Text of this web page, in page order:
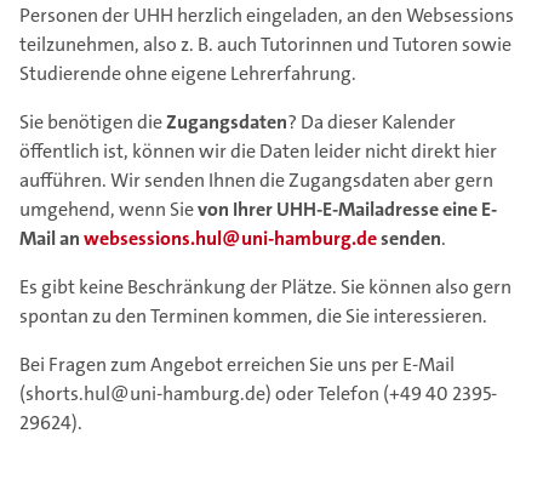
Personen der UHH herzlich eingeladen, an den Websessions
teilzunehmen, also z. B. auch Tutorinnen und Tutoren sowie
Studierende ohne eigene Lehrerfahrung.
Sie benötigen dieZugangsdaten? Da dieser Kalender
öffentlich ist, können wir die Daten leider nicht direkt hier
aufführen. Wir senden Ihnen die Zugangsdaten aber gern
umgehend, wenn Sievon Ihrer UHH-E-Mailadresse eine E-
Mail anwebsessions.hul@uni-hamburg.desenden.
Es gibt keine Beschränkung der Plätze. Sie können also gern
spontan zu den Terminen kommen, die Sie interessieren.
Bei Fragen zum Angebot erreichen Sie uns per E-Mail
(shorts.hul@uni-hamburg.de) oder Telefon (+49 40 2395-
29624).